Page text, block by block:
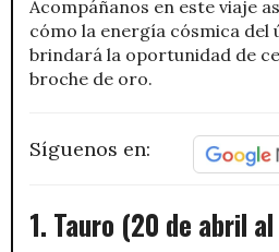
Acompáñanos en este viaje
cómo la energía cósmica del
brindará la oportunidad de
broche de oro.
Síguenos en:
1. Tauro (20 de abril